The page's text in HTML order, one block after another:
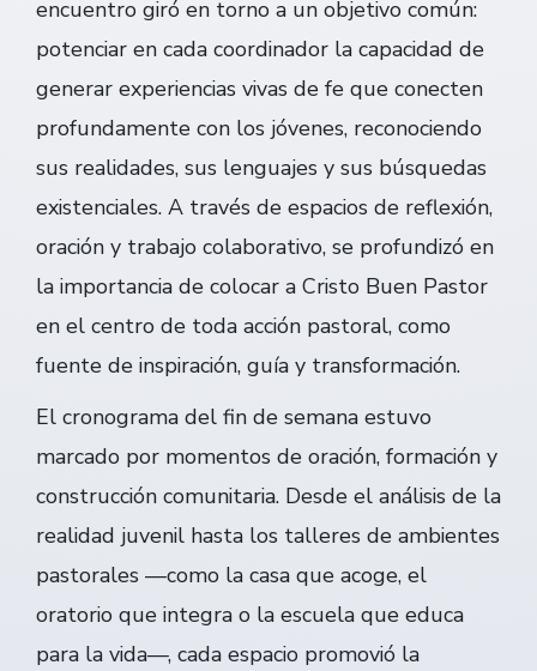
encuentro giró en torno a un objetivo común:
potenciar en cada coordinador la capacidad de
generar experiencias vivas de fe que conecten
profundamente con los jóvenes, reconociendo
sus realidades, sus lenguajes y sus búsquedas
existenciales. A través de espacios de reflexión,
oración y trabajo colaborativo, se profundizó en
la importancia de colocar a Cristo Buen Pastor
en el centro de toda acción pastoral, como
fuente de inspiración, guía y transformación.
El cronograma del fin de semana estuvo
marcado por momentos de oración, formación y
construcción comunitaria. Desde el análisis de la
realidad juvenil hasta los talleres de ambientes
pastorales —como la casa que acoge, el
oratorio que integra o la escuela que educa
para la vida—, cada espacio promovió la